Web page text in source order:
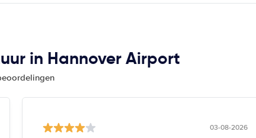
in Hannover Airport
03-08-2026